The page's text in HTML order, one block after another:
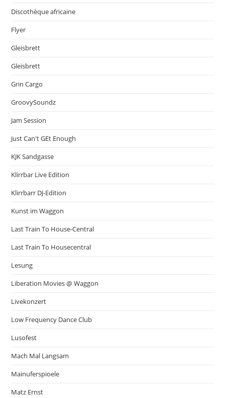
Discothèque africaine
Flyer
Gleisbrett
Gleisbrett
Grin Cargo
GroovySoundz
Jam Session
Just Can't GEt Enough
KJK Sandgasse
Klirrbar Live Edition
Klirrbarr DJ-Edition
Kunst im Waggon
Last Train To House-Central
Last Train To Housecentral
Lesung
Liberation Movies @ Waggon
Livekonzert
Low Frequency Dance Club
Lusofest
Mach Mal Langsam
Mainuferspioele
Matz Ernst